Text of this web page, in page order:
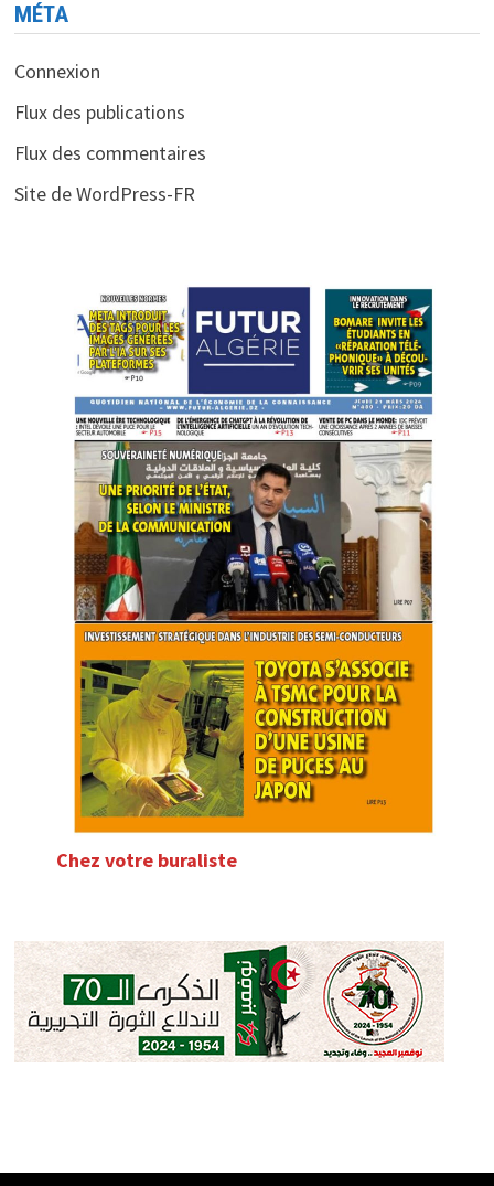
MÉTA
Connexion
Flux des publications
Flux des commentaires
Site de WordPress-FR
Chez votre buraliste